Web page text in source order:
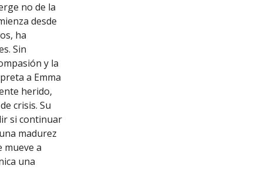
no de la
desde
ha
Sin
y la
a Emma
herido,
crisis. Su
si continuar
madurez
mueve a
una